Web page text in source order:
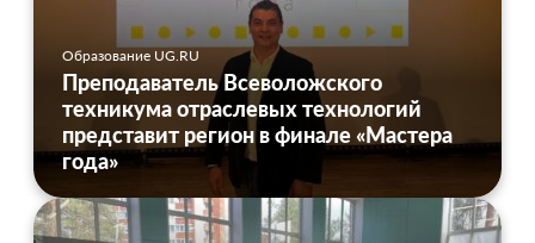
Образование UG.RU
Преподаватель Всеволожского
техникума отраслевых технологий
представит регион в финале «Мастера
года»